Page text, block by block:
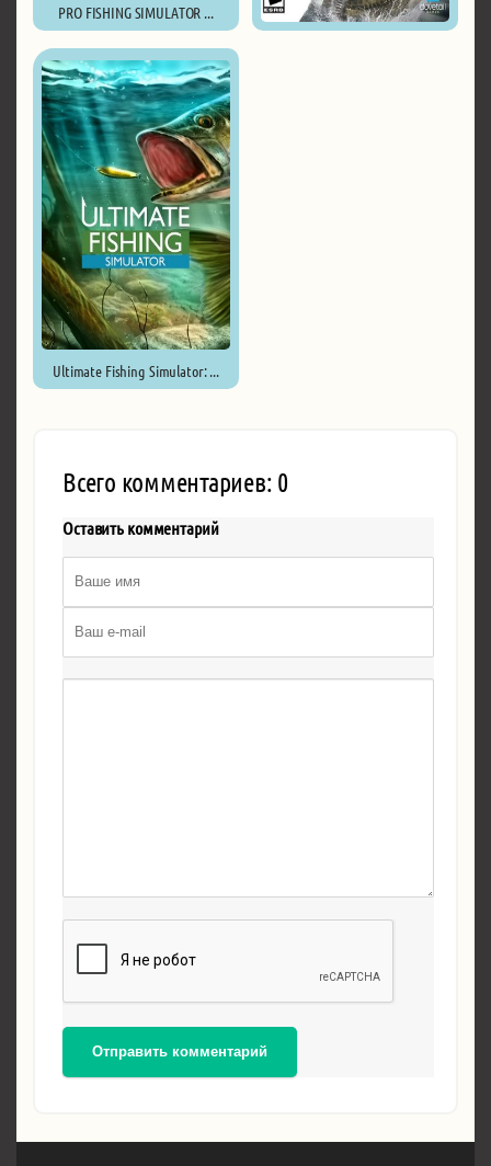
PRO FISHING SIMULATOR ...
Ultimate Fishing Simulator: ...
Всего комментариев: 0
Оставить комментарий
Отправить комментарий